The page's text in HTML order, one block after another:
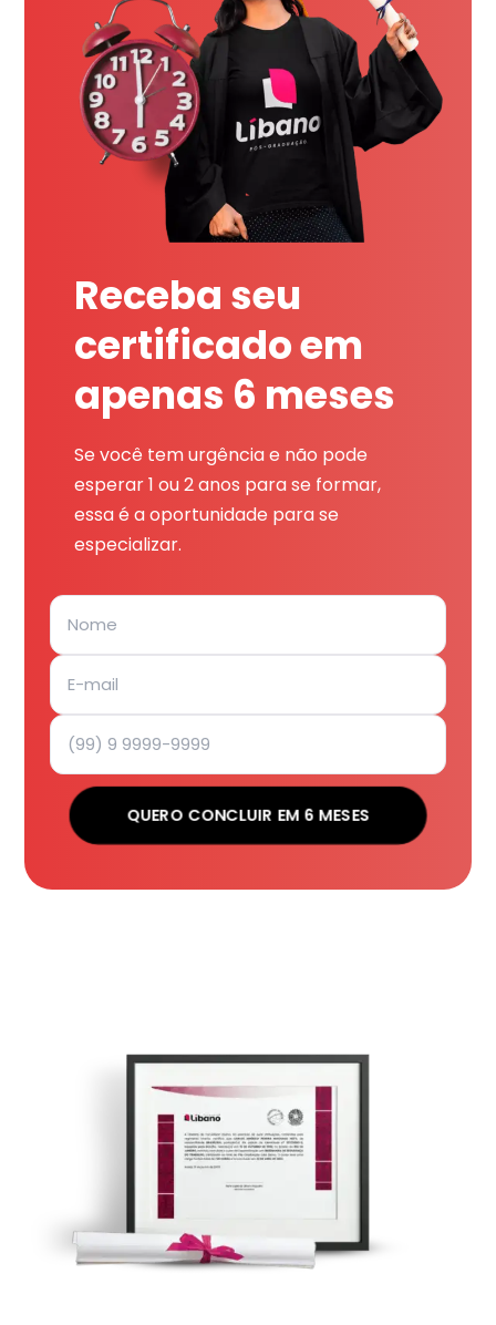
Receba seu
certificado em
apenas 6 meses
Se você tem urgência e não pode
esperar 1 ou 2 anos para se formar,
essa é a oportunidade para se
especializar.
QUERO CONCLUIR EM 6 MESES